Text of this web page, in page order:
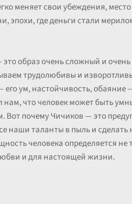
меняет свои убеждения,
где деньги стали
это образ очень сложный и
трудолюбивы и
ум, настойчивость,
нам, что человек может быть
почему Чичиков — это
наши таланты в пыль и
человека определяется не
и для настоящей жизни.